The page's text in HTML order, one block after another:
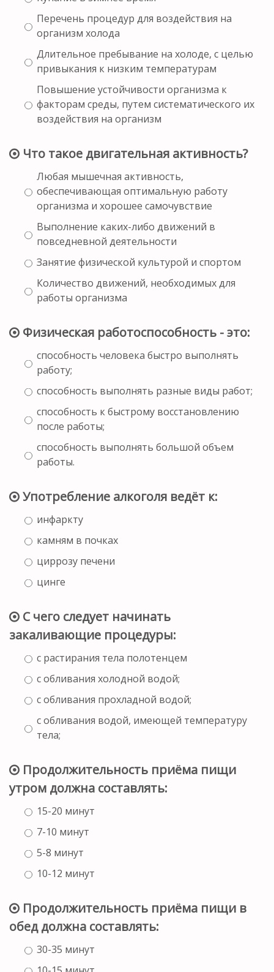
Перечень процедур для воздействия на
организм холода
Длительное пребывание на холоде, с целью
привыкания к низким температурам
Повышение устойчивости организма к
факторам среды, путем систематического их
воздействия на организм
Что такое двигательная активность?
Любая мышечная активность,
обеспечивающая оптимальную работу
организма и хорошее самочувствие
Выполнение каких-либо движений в
повседневной деятельности
Занятие физической культурой и спортом
Количество движений, необходимых для
работы организма
Физическая работоспособность - это:
способность человека быстро выполнять
работу;
способность выполнять разные виды работ;
способность к быстрому восстановлению
после работы;
способность выполнять большой объем
работы.
Употребление алкоголя ведёт к:
инфаркту
камням в почках
циррозу печени
цинге
С чего следует начинать
закаливающие процедуры:
с растирания тела полотенцем
с обливания холодной водой;
с обливания прохладной водой;
с обливания водой, имеющей температуру
тела;
Продолжительность приёма пищи
утром должна составлять:
15-20 минут
7-10 минут
5-8 минут
10-12 минут
Продолжительность приёма пищи в
обед должна составлять:
30-35 минут